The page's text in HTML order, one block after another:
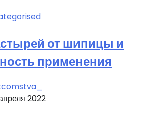
от шипицы и
применения
2022